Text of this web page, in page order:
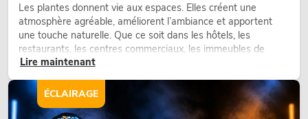
Les plantes donnent vie aux espaces. Elles créent une
atmosphère agréable, améliorent l’ambiance et apportent
une touche naturelle. Que ce soit dans les hôtels, les
restaurants, les centres commerciaux, les immeubles de
bureaux ou sur les stands d’exposition, une végétalisation de
qualité fait depuis longtemps partie intégrante des concepts
d’aménagement modernes.
Lire maintenant
ÉCLAIRAGE